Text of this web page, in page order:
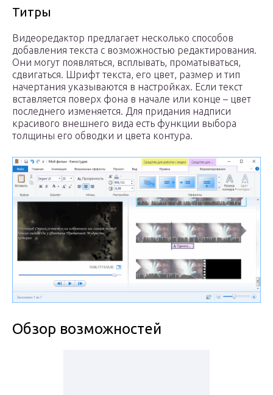
Титры
Видеоредактор предлагает несколько способов
добавления текста с возможностью редактирования.
Они могут появляться, всплывать, проматываться,
сдвигаться. Шрифт текста, его цвет, размер и тип
начертания указываются в настройках. Если текст
вставляется поверх фона в начале или конце – цвет
последнего изменяется. Для придания надписи
красивого внешнего вида есть функции выбора
толщины его обводки и цвета контура.
Обзор возможностей